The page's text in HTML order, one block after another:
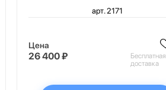
арт. 2171
Цена
26 400 ₽
Бесплатная
доставка